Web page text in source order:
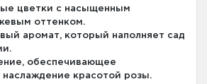
цветки с насыщенным
оттенком.
аромат, который наполняет сад
обеспечивающее
красотой розы.